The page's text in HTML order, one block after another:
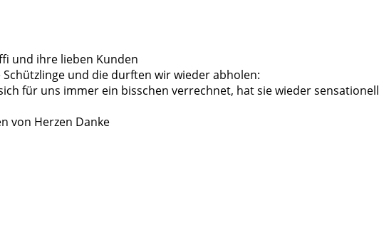
und ihre lieben Kunden
und die durften wir wieder abholen:
für uns immer ein bisschen verrechnet, hat sie wieder sensationell
von Herzen Danke